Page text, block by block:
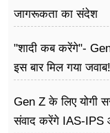
जागरूकता का संदेश
"शादी कब करेंगे"-
इस बार मिल गया
Gen Z के लिए योगी
संवाद करेंगे IAS-IPS